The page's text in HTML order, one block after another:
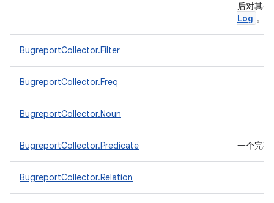
后对其
Log 。
BugreportCollector.Filter
BugreportCollector.Freq
BugreportCollector.Noun
BugreportCollector.Predicate 一个完
BugreportCollector.Relation